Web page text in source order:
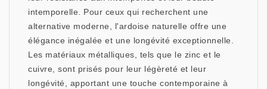
intemporelle. Pour ceux qui recherchent une
alternative moderne, l'ardoise naturelle offre une
élégance inégalée et une longévité exceptionnelle.
Les matériaux métalliques, tels que le zinc et le
cuivre, sont prisés pour leur légèreté et leur
longévité, apportant une touche contemporaine à